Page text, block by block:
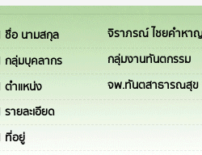
ชื่อ นามสกุล
จิราภรณ์ ไชยคำหา
กลุ่มบุคลากร
กลุ่มงานทันตกรรม
ตำแหน่ง
จพ.ทันตสาธารณสุ
รายละเอียด
ที่อยู่